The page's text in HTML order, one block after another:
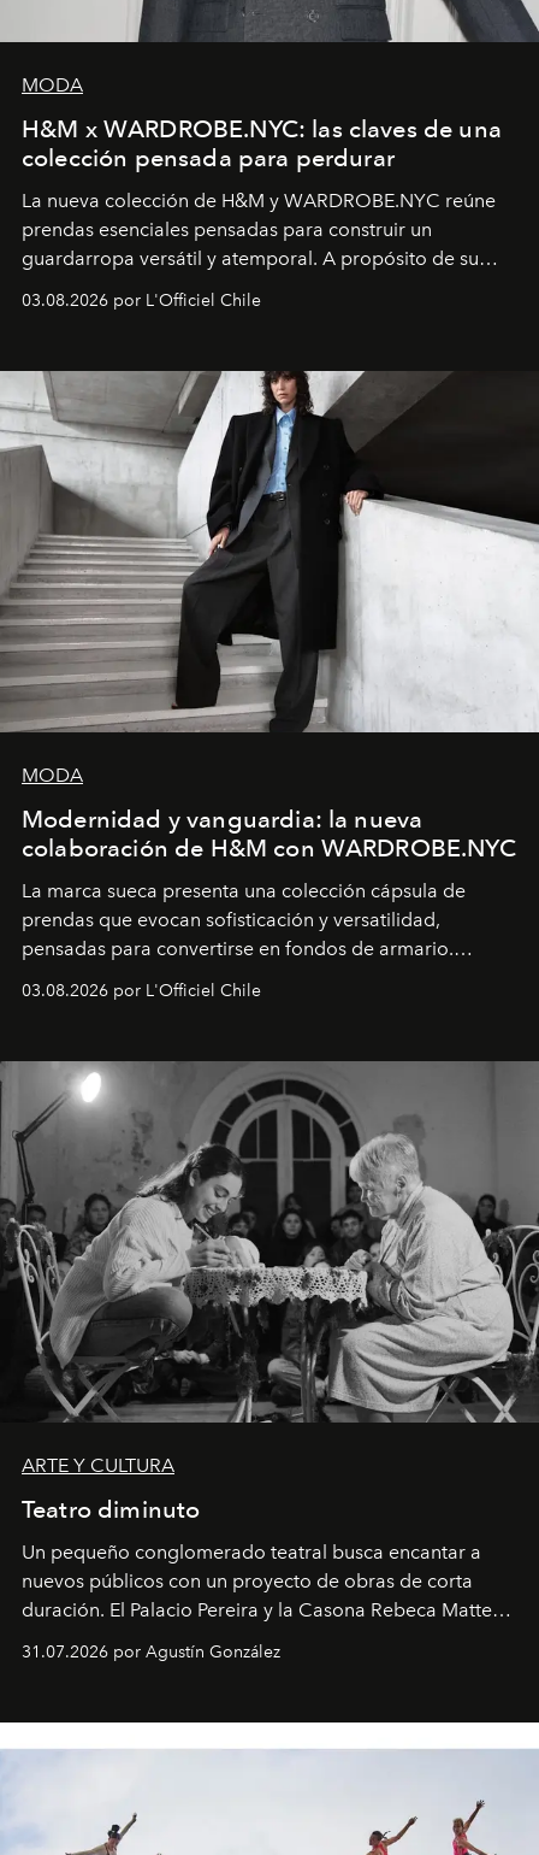
MODA
H&M x WARDROBE.NYC: las claves de una
colección pensada para perdurar
La nueva colección de H&M y WARDROBE.NYC reúne
prendas esenciales pensadas para construir un
guardarropa versátil y atemporal. A propósito de su
la asesora creativa y jefa de diseño global de la marca
y la filosofía detrás de la propuesta.
03.08.2026 por L'Officiel Chile
MODA
Modernidad y vanguardia: la nueva
colaboración de H&M con WARDROBE.NYC
La marca sueca presenta una colección cápsula de
prendas que evocan sofisticación y versatilidad,
pensadas para convertirse en fondos de armario.
03.08.2026 por L'Officiel Chile
ARTE Y CULTURA
Teatro diminuto
Un pequeño conglomerado teatral busca encantar a
nuevos públicos con un proyecto de obras de corta
duración. El Palacio Pereira y la Casona Rebeca Matte
miniobras. Sus puestas en escena son limpias; ponen el
31.07.2026 por Agustín González